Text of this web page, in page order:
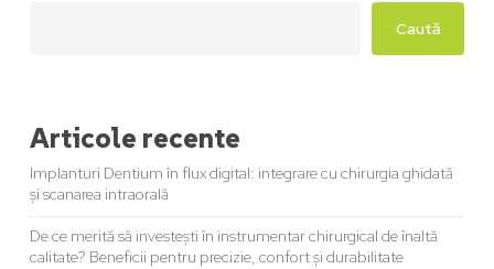
Caută
Articole recente
Implanturi Dentium în flux digital: integrare cu chirurgia ghidată
și scanarea intraorală
De ce merită să investești în instrumentar chirurgical de înaltă
calitate? Beneficii pentru precizie, confort și durabilitate